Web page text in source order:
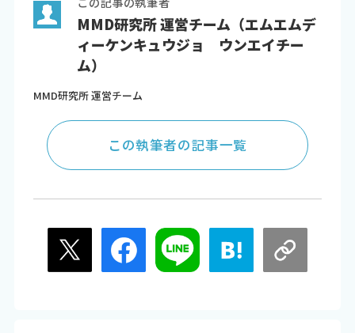
MMD研究所 運営チーム（エムエムデ
ィーケンキュウジョ ウンエイチー
ム）
MMD研究所 運営チーム
この執筆者の記事一覧